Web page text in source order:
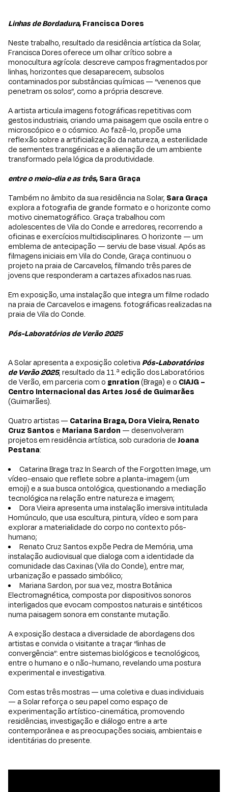
Linhas de Bordadura, Francisca Dores
Neste trabalho, resultado da residência artística da Solar,
Francisca Dores oferece um olhar crítico sobre a
monocultura agrícola: descreve campos fragmentados por
linhas, horizontes que desaparecem, subsolos
contaminados por substâncias químicas — “venenos que
penetram os solos”, como a própria descreve.
A artista articula imagens fotográficas repetitivas com
gestos industriais, criando uma paisagem que oscila entre o
microscópico e o cósmico. Ao fazê-lo, propõe uma
reflexão sobre a artificialização da natureza, a esterilidade
de sementes transgénicas e a alienação de um ambiente
transformado pela lógica da produtividade.
entre o meio-dia e as três, Sara Graça
Também no âmbito da sua residência na Solar,Sara Graça
explora a fotografia de grande formato e o horizonte como
motivo cinematográfico. Graça trabalhou com
adolescentes de Vila do Conde e arredores, recorrendo a
oficinas e exercícios multidisciplinares. O horizonte — um
emblema de antecipação — serviu de base visual. Após as
filmagens iniciais em Vila do Conde, Graça continuou o
projeto na praia de Carcavelos, filmando três pares de
jovens que responderam a cartazes afixados nas ruas.
Em exposição, uma instalação que integra um filme rodado
na praia de Carcavelos e imagens. fotográficas realizadas na
praia de Vila do Conde.
Pós-Laboratórios de Verão 2025
A Solar apresenta a exposição coletiva Pós-Laboratórios
de Verão 2025, resultado da 11.ª edição dos Laboratórios
de Verão, em parceria com ognration(Braga) e o CIAJG –
Centro Internacional das Artes José de Guimarães
(Guimarães).
Quatro artistas — Catarina Braga, Dora Vieira, Renato
Cruz Santos e Mariana Sardon — desenvolveram
projetos em residência artística, sob curadoria deJoana
Pestana:
Catarina Braga traz In Search of the Forgotten Image, um
vídeo-ensaio que reflete sobre a planta-imagem (um
emoji) e a sua busca ontológica, questionando a mediação
tecnológica na relação entre natureza e imagem;
Dora Vieira apresenta uma instalação imersiva intitulada
Homúnculo, que usa escultura, pintura, vídeo e som para
explorar a materialidade do corpo no contexto pós-
humano;
Renato Cruz Santos expõe Pedra de Memória, uma
instalação audiovisual que dialoga com a identidade da
comunidade das Caxinas (Vila do Conde), entre mar,
urbanização e passado simbólico;
Mariana Sardon, por sua vez, mostra Botânica
Electromagnética, composta por dispositivos sonoros
interligados que evocam compostos naturais e sintéticos
numa paisagem sonora em constante mutação.
A exposição destaca a diversidade de abordagens dos
artistas e convida o visitante a traçar “linhas de
convergência”: entre sistemas biológicos e tecnológicos,
entre o humano e o não-humano, revelando uma postura
experimental e investigativa.
Com estas três mostras — uma coletiva e duas individuais
— a Solar reforça o seu papel como espaço de
experimentação artístico-cinemática, promovendo
residências, investigação e diálogo entre a arte
contemporânea e as preocupações sociais, ambientais e
identitárias do presente.